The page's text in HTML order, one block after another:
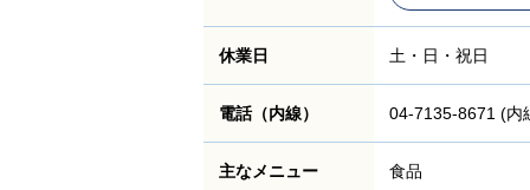
休業日 土・日・祝日
電話（内線） 04-7135-8671 (内
主なメニュー
食品